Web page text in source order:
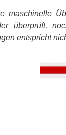
maschinelle
überprüft,
entspricht